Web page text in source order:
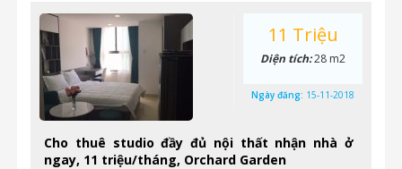
Cho thuê studio đầy đủ nội thất nhận nhà ở
ngay, 11 triệu/tháng, Orchard Garden
11 Triệu
Diện tích:28 m2
Ngày đăng: 15-11-2018